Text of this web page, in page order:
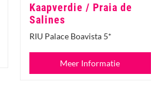
Kaapverdie / Praia de
Salines
RIU Palace Boavista 5*
Meer Informatie